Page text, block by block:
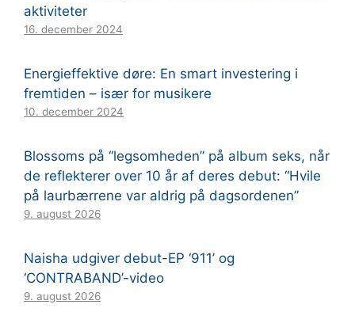
aktiviteter
16. december 2024
Energieffektive døre: En smart investering i
fremtiden – især for musikere
10. december 2024
Blossoms på “legsomheden” på album seks, når
de reflekterer over 10 år af deres debut: “Hvile
på laurbærrene var aldrig på dagsordenen”
9. august 2026
Naisha udgiver debut-EP ‘911’ og
‘CONTRABAND’-video
9. august 2026